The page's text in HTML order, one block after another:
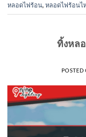
หลอดไฟร้อน,หลอดไฟร้อนไ
ทิ้งหล